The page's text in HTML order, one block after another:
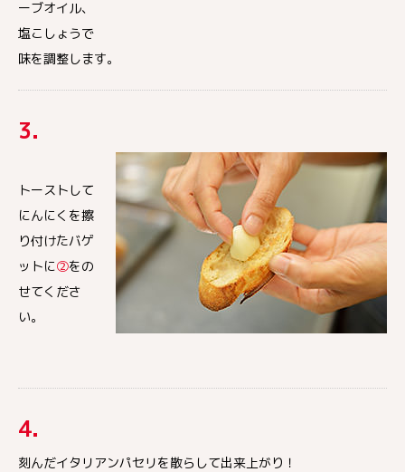
ーブオイル、
塩こしょうで
味を調整します。
3.
トーストして
にんにくを擦
り付けたバゲ
ットに②をの
せてくださ
い。
4.
刻んだイタリアンパセリを散らして出来上がり！